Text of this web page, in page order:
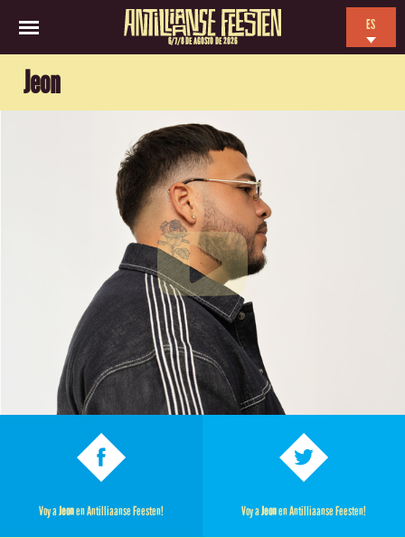
6/7/8 DE AGOSTO DE 2026
ES
Jeon
Voy aJeonen Antilliaanse Feesten! Voy aJeonen Antilliaanse Feesten!